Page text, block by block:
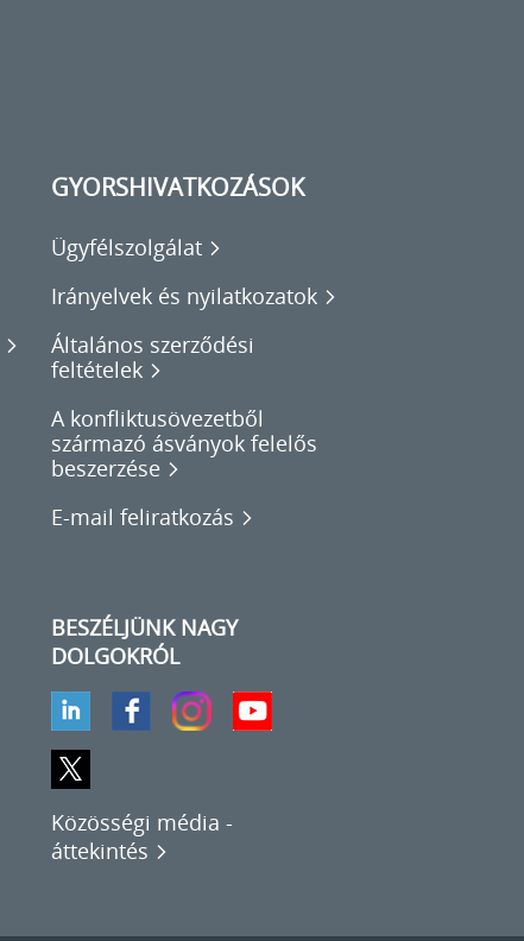
GYORSHIVATKOZÁSOK
Ügyfélszolgálat
Irányelvek és nyilatkozatok
Általános szerződési
feltételek
A konfliktusövezetből
származó ásványok felelős
beszerzése
E-mail feliratkozás
BESZÉLJÜNK NAGY
DOLGOKRÓL
Közösségi média -
áttekintés